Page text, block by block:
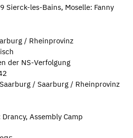
Sierck-les-Bains, Moselle: Fanny
/ Rheinprovinz
der NS-Verfolgung
/ Saarburg / Rheinprovinz
Assembly Camp